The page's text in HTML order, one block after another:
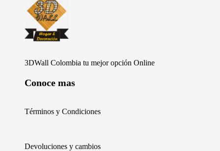
3DWall Colombia tu mejor opción Online
Conoce mas
Términos y Condiciones
Devoluciones y cambios